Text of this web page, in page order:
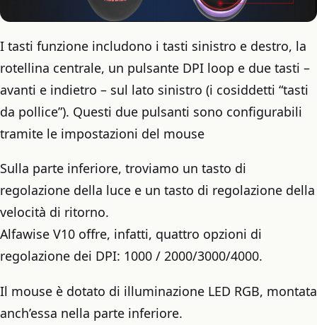
I tasti funzione includono i tasti sinistro e destro, la
rotellina centrale, un pulsante DPI loop e due tasti –
avanti e indietro – sul lato sinistro (i cosiddetti “tasti
da pollice”). Questi due pulsanti sono configurabili
tramite le impostazioni del mouse
Sulla parte inferiore, troviamo un tasto di
regolazione della luce e un tasto di regolazione della
velocità di ritorno.
Alfawise V10 offre, infatti, quattro opzioni di
regolazione dei DPI: 1000 / 2000/3000/4000.
Il mouse è dotato di illuminazione LED RGB, montata
anch’essa nella parte inferiore.